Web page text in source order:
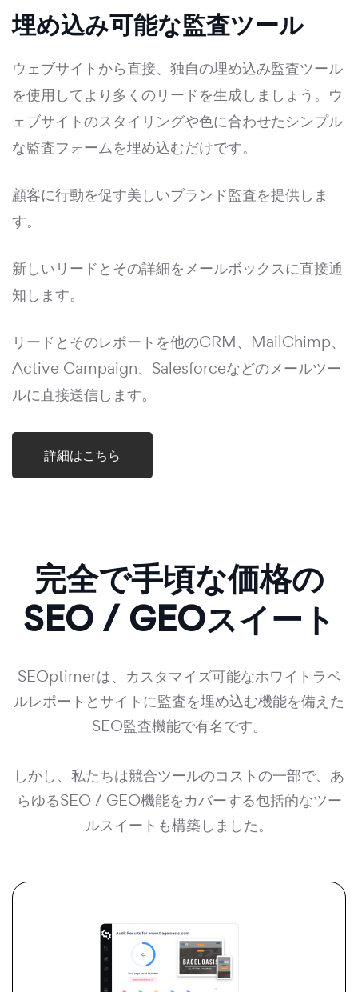
埋め込み可能な監査ツール
ウェブサイトから直接、独自の埋め込み監査ツール
を使用してより多くのリードを生成しましょう。ウ
ェブサイトのスタイリングや色に合わせたシンプル
な監査フォームを埋め込むだけです。
顧客に行動を促す美しいブランド監査を提供しま
す。
新しいリードとその詳細をメールボックスに直接通
知します。
リードとそのレポートを他のCRM、MailChimp、
Active Campaign、Salesforceなどのメールツー
ルに直接送信します。
詳細はこちら
完全で手頃な価格の
SEO / GEOスイート
SEOptimerは、カスタマイズ可能なホワイトラベ
ルレポートとサイトに監査を埋め込む機能を備えた
SEO監査機能で有名です。
しかし、私たちは競合ツールのコストの一部で、あ
らゆるSEO / GEO機能をカバーする包括的なツー
ルスイートも構築しました。